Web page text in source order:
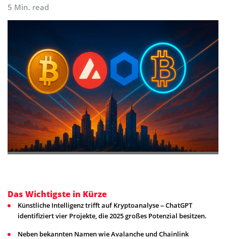
5 Min. read
Das Wichtigste in Kürze
Künstliche Intelligenz trifft auf Kryptoanalyse – ChatGPT
identifiziert vier Projekte, die 2025 großes Potenzial besitzen.
Neben bekannten Namen wie Avalanche und Chainlink